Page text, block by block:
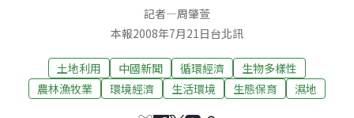
記者—周肇萱
本報2008年7月21日台北訊
土地利用 中國新聞 循環經濟
生物多樣性
農林漁牧業
環境經濟 生活環境 生態保育 濕地